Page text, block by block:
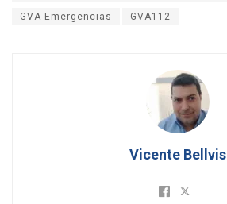
GVA Emergencias GVA112
Vicente Bellvis